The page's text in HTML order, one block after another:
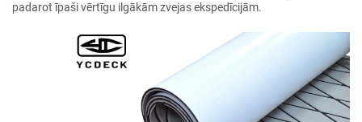
padarot īpaši vērtīgu ilgākām zvejas ekspedīcijām.